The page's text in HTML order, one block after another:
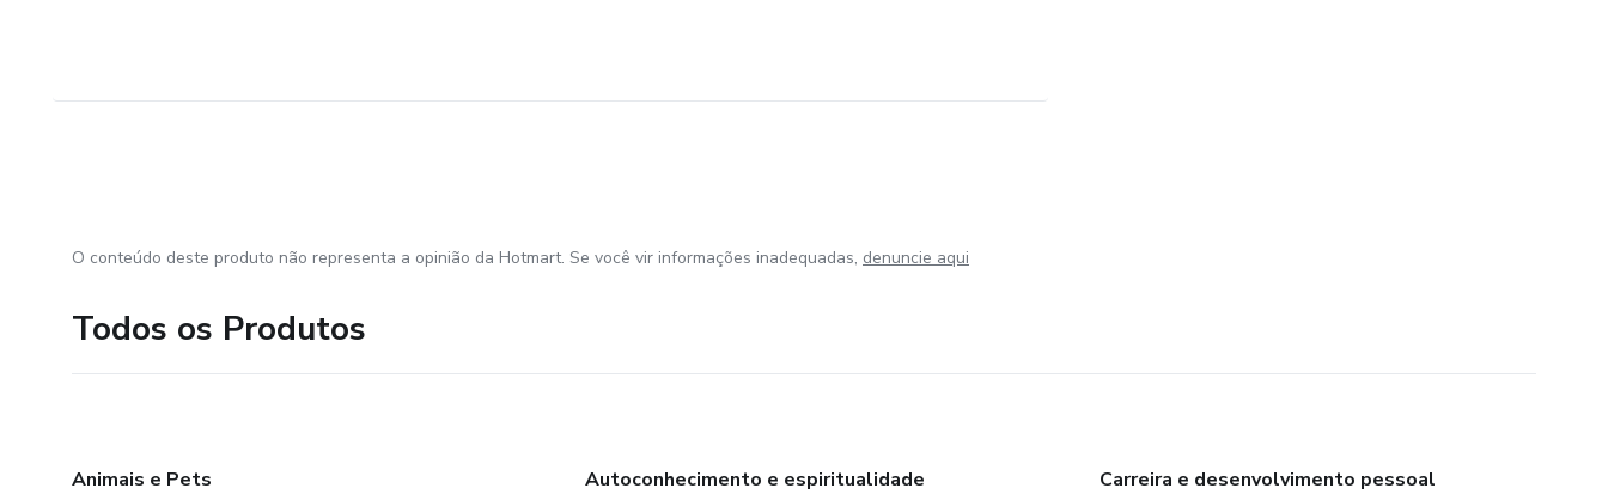
O conteúdo deste produto não representa a opinião da Hotmart. Se você vir informações inadequadas, denuncie aqui
Todos os Produtos
Animais e Pets
Autoconhecimento e espiritualidade
Carreira e desenvolvimento pessoal